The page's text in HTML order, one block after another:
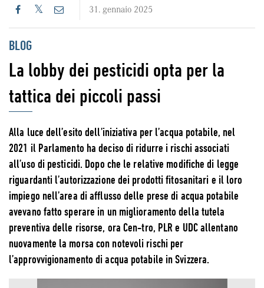
31. gennaio 2025
BLOG
La lobby dei pesticidi opta per la
tattica dei piccoli passi
Alla luce dell’esito dell’iniziativa per l’acqua potabile, nel
2021 il Parlamento ha deciso di ridurre i rischi associati
all’uso di pesticidi. Dopo che le relative modifiche di legge
riguardanti l’autorizzazione dei prodotti fitosanitari e il loro
impiego nell’area di afflusso delle prese di acqua potabile
avevano fatto sperare in un miglioramento della tutela
preventiva delle risorse, ora Cen-tro, PLR e UDC allentano
nuovamente la morsa con notevoli rischi per
l’approvvigionamento di acqua potabile in Svizzera.